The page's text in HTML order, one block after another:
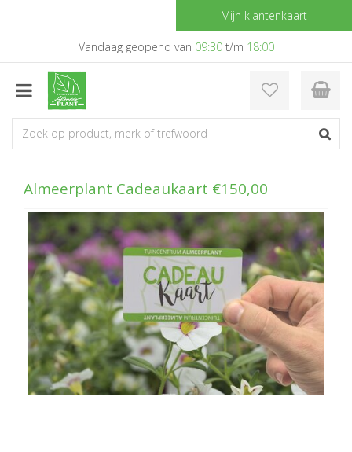
a
Mijn klantenkaart
Vandaag geopend van 09:30t/m 18:00
Almeerplant Cadeaukaart €150,00